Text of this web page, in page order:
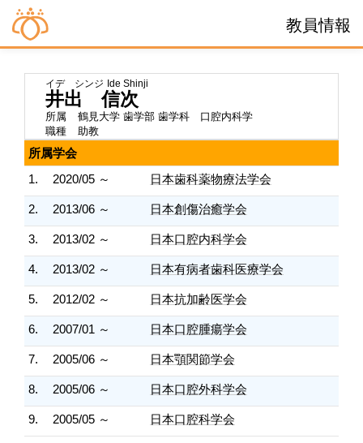
教員情報
イデ シンジ Ide Shinji
井出 信次
所属
鶴見大学 歯学部 歯学科 口腔内科学
職種
助教
所属学会
1.
2020/05 ～ 日本歯科薬物療法学会
2. 2013/06 ～ 日本創傷治癒学会
3. 2013/02 ～ 日本口腔内科学会
4. 2013/02 ～ 日本有病者歯科医療学会
5. 2012/02 ～ 日本抗加齢医学会
6. 2007/01 ～ 日本口腔腫瘍学会
7. 2005/06 ～ 日本顎関節学会
8. 2005/06 ～ 日本口腔外科学会
9. 2005/05 ～ 日本口腔科学会